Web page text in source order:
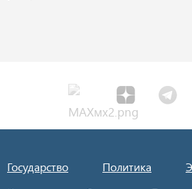
Государство Политика